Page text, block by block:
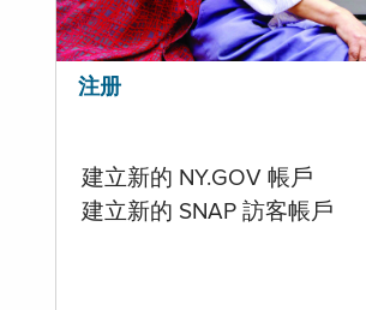
注册
建立新的 NY.GOV 帳戶
建立新的 SNAP 訪客帳戶